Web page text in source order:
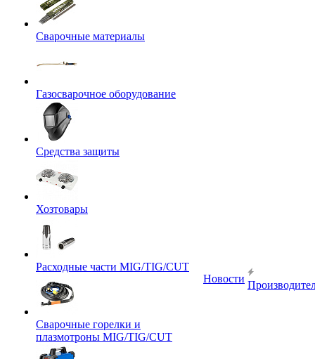
Сварочные материалы
Газосварочное оборудование
Средства защиты
Хозтовары
Расходные части MIG/TIG/CUT
Сварочные горелки и
плазмотроны MIG/TIG/CUT
Новости